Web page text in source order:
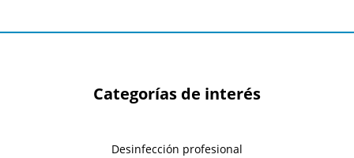
Categorías de interés
Desinfección profesional